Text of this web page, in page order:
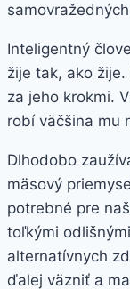
Inteligentný
žije tak, ako
za jeho krokmi.
robí väčšina mu
Dlhodobo
mäsový
potrebné pre
toľkými
alternatívnych
ďalej väzniť a